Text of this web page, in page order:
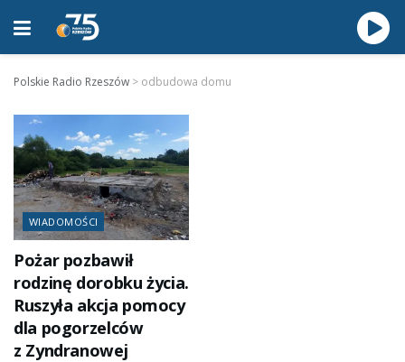
Polskie Radio Rzeszów > odbudowa domu
WIADOMOŚCI
Pożar pozbawił
rodzinę dorobku życia.
Ruszyła akcja pomocy
dla pogorzelców
z Zyndranowej